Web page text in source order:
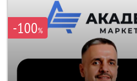
-100%